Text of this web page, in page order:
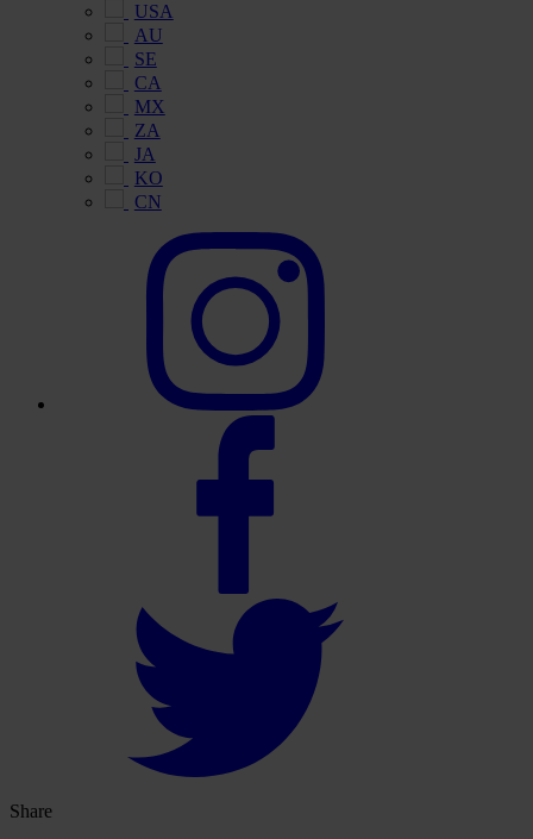
USA
AU
SE
CA
MX
ZA
JA
KO
CN
Share